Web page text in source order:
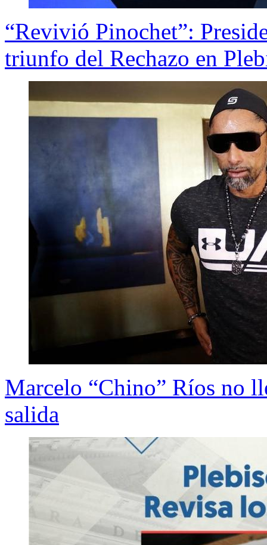
“Revivió Pinochet”:
triunfo del Rechazo en
Marcelo “Chino” Ríos no
salida